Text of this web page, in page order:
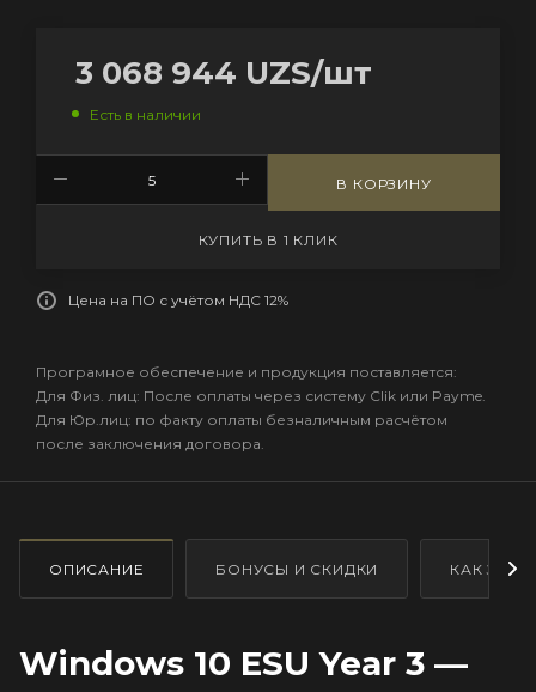
3 068 944 UZS/шт
Есть в наличии
В КОРЗИНУ
КУПИТЬ В 1 КЛИК
Цена на ПО с учётом НДС 12%
Програмное обеспечение и продукция поставляется:
Для Физ. лиц: После оплаты через систему Clik или Payme.
Для Юр.лиц: по факту оплаты безналичным расчётом
после заключения договора.
ОПИСАНИЕ БОНУСЫ И СКИДКИ КАК
Windows 10 ESU Year 3 —